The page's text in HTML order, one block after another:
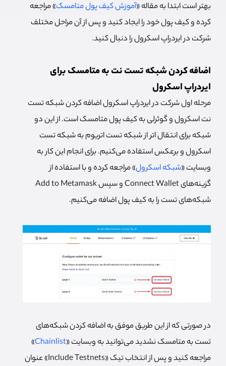
بهتر است ابتدا به مقاله «آموزش کیف پول متامسک» مراجعه
کرده و کیف پول خود را ایجاد کنید و پس از آن مراحل مختلف
شرکت در ایردراپ اسکرول را دنبال کنید.
اضافه کردن شبکه تست نت به متامسک برای
ایردراپ اسکرول
مرحله اول شرکت در ایردراپ اسکرول اضافه کردن شبکه تست
نت اسکرول و گوئرلی به کیف پول متامسک است. از این دو
شبکه برای انتقال اتر از شبکه تست اتریوم به شبکه تست
اسکرول و برعکس استفاده می‌کنیم. برای انجام این کار به
وبسایت «شبکه اسکرول» مراجعه کرده و با استفاده از
گزینه‌های Connect Wallet و سپس Add to Metamask
شبکه‌های تست را به کیف پول اضافه می‌کنیم.
در صورتی که از این طریق موفق به اضافه کردن شبکه‌های
تست به متامسک نشدید می‌توانید به وبسایت «Chainlist
»
مراجعه کنید و پس از انتخاب تیک «Include Testnets» عنوان